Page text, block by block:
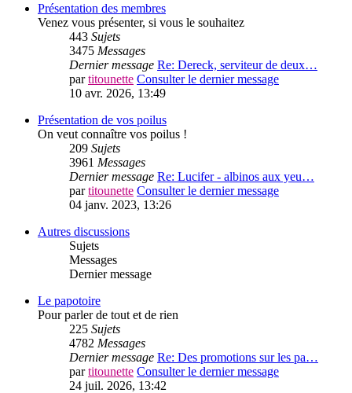
Présentation des membres
Venez vous présenter, si vous le souhaitez
443 Sujets
3475 Messages
Dernier message Re: Dereck, serviteur de deux…
partitounette Consulter le dernier message
10 avr. 2026, 13:49
Présentation de vos poilus
On veut connaître vos poilus !
209 Sujets
3961 Messages
Dernier message Re: Lucifer - albinos aux yeu…
partitounette Consulter le dernier message
04 janv. 2023, 13:26
Autres discussions
Sujets
Messages
Dernier message
Le papotoire
Pour parler de tout et de rien
225 Sujets
4782 Messages
Dernier message Re: Des promotions sur les pa…
partitounette Consulter le dernier message
24 juil. 2026, 13:42